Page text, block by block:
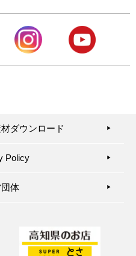
ダウンロード ▶︎
Policy ▶︎
体 ▶︎